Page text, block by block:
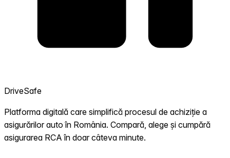
DriveSafe
Platforma digitală care simplifică procesul de achiziție a
asigurărilor auto în România. Compară, alege și cumpără
asigurarea RCA în doar câteva minute.